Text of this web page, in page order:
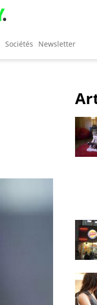
Sociétés Newsletter